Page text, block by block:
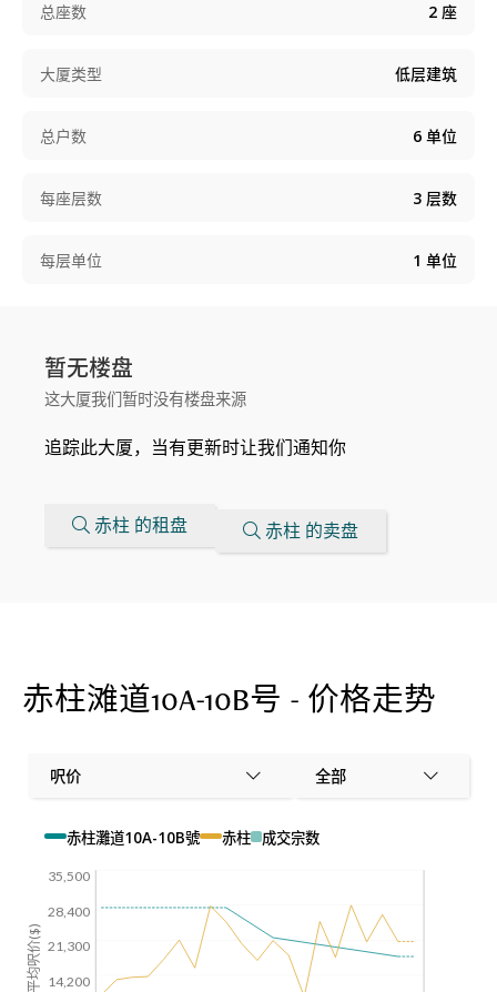
总座数 2 座
大厦类型 低层建筑
总户数 6 单位
每座层数 3 层数
每层单位 1 单位
暂无楼盘
这大厦我们暂时没有楼盘来源
追踪此大厦，当有更新时让我们通知你
赤柱 的租盘 赤柱 的卖盘
赤柱滩道10A-10B号 - 价格走势
呎价 全部
赤柱灘道10A-10B號 赤柱 成交宗数
35,500
28,400
21,300
14,200
平均呎价($)